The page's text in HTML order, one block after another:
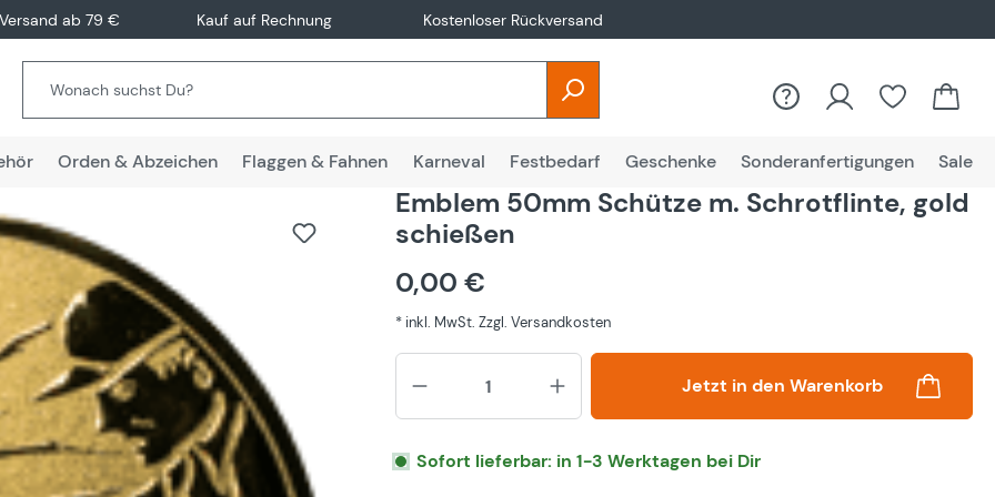
ab 79 € Kauf auf Rechnung Kostenloser Rückversand
Orden & Abzeichen Flaggen & Fahnen Karneval Festbedarf Geschenke Sonderanfertigungen Sale
Emblem 50mm Schütze m. Schrotflinte, gold
schießen
0,00 €
* inkl. MwSt. Zzgl. Versandkosten
Produkt Anzahl: Gib den
Jetzt in den Warenkorb
Sofort lieferbar: in 1-3 Werktagen bei Dir